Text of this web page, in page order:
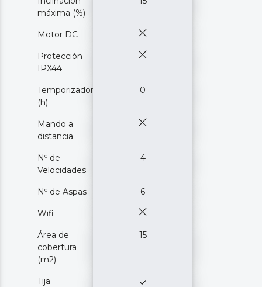
máxima (%)
Motor DC
Protección
IPX44
Temporizador
(h)
0
Mando a
distancia
Nº de
Velocidades
4
Nº de Aspas 6
Wifi
Área de
cobertura
(m2)
15
Tija